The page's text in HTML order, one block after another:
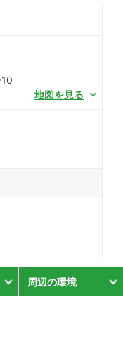
地図を見る
周辺の環境